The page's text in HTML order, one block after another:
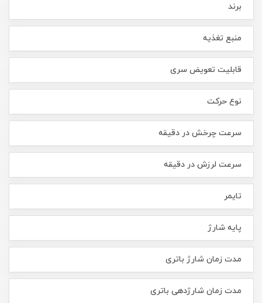
برند
منبع تغذیه
قابلیت تعویض سری
نوع حرکت
سرعت چرخش در دقیقه
سرعت لرزش در دقیقه
تایمر
پایه شارژ
مدت زمان شارژ باتری
مدت زمان شارژدهی باتری